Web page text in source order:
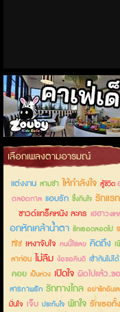
คาเฟ่เด็กลำลูกกา
เลือกเพลงตามอารมณ์
แต่งงาน สามช่า ให้กำลังใจ สู้ชีวิต
ตลอดกาล แอบรัก ซึ้งกินใจ รักแร
ซาวด์แทร็คหนัง ละคร เฮฮาวงเ
อกหักเคล้าน้ำตา รักเธอตลอดไป
ที่ใช่ เหงาจับใจ คนนี้ใช่เลย คิดถึง
ลาก่อน ไม่ลืม ง้อขอคืนดี เข้ากันไม่ได้
คอย เป็นห่วง เปิดใจ ผิดไปแล้ว..ข
สารภาพรัก รักทางไกล อย่ารักฉันเ
มั่นใจ เจ็บ ประทับใจ พักใจ รักเธอทั้